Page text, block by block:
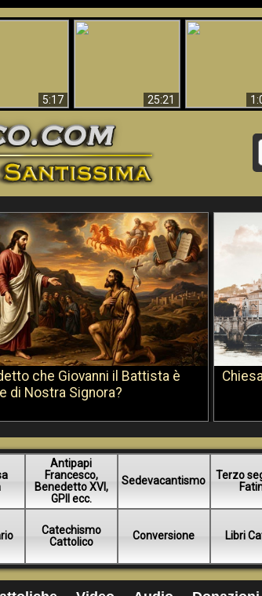
5:17
25:21
che Giovanni il Battista è
di Nostra Signora?
Antipapi
Francesco,
Benedetto XVI,
GPII ecc.
Sedevacantismo
Terzo
Catechismo
Cattolico
Conversione Libri